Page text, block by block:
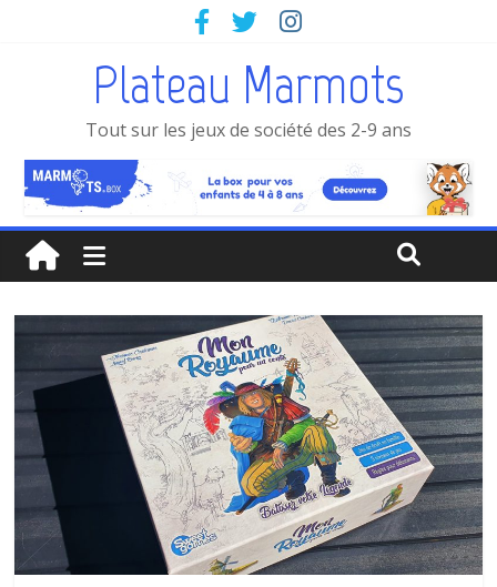
Plateau Marmots
Tout sur les jeux de société des 2-9 ans